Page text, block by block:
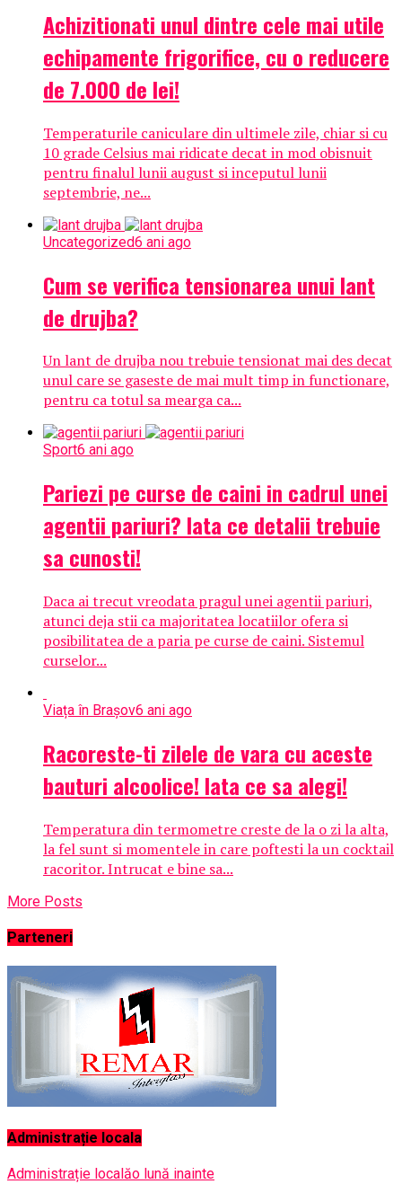
Achizitionati unul dintre cele mai utile
echipamente frigorifice, cu o reducere
de 7.000 de lei!
Temperaturile caniculare din ultimele zile, chiar si cu
10 grade Celsius mai ridicate decat in mod obisnuit
pentru finalul lunii august si inceputul lunii
septembrie, ne...
Uncategorized6 ani ago
Cum se verifica tensionarea unui lant
de drujba?
Un lant de drujba nou trebuie tensionat mai des decat
unul care se gaseste de mai mult timp in functionare,
pentru ca totul sa mearga ca...
Sport6 ani ago
Pariezi pe curse de caini in cadrul unei
agentii pariuri? Iata ce detalii trebuie
sa cunosti!
Daca ai trecut vreodata pragul unei agentii pariuri,
atunci deja stii ca majoritatea locatiilor ofera si
posibilitatea de a paria pe curse de caini. Sistemul
curselor...
Viața în Brașov6 ani ago
Racoreste-ti zilele de vara cu aceste
bauturi alcoolice! Iata ce sa alegi!
Temperatura din termometre creste de la o zi la alta,
la fel sunt si momentele in care poftesti la un cocktail
racoritor. Intrucat e bine sa...
More Posts
Parteneri
Administrație locala
Administrație localăo lună inainte